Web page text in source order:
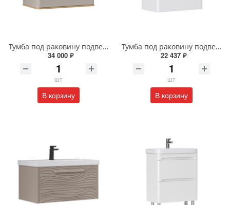
Тумба под раковину подвесная EQUIL Десерт 80.2Я/Desert 80.2Y с ручками в цвет амарок tpDSRT80.2Y-25R амарок/дуб
34 000 ₽
шт
В корзину
Тумба под раковину подвесная EQUIL Найс 70 см tpNICE70.2Y-05 белая
22 437 ₽
шт
В корзину